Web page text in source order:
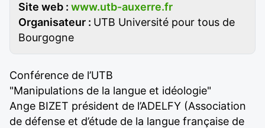
Site web : www.utb-auxerre.fr
Organisateur : UTB Université pour tous de
Bourgogne
Conférence de l’UTB
"Manipulations de la langue et idéologie"
Ange BIZET président de l’ADELFY (Association
de défense et d’étude de la langue française de